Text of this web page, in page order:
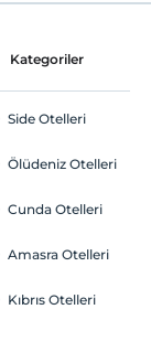
Kategoriler
Side Otelleri
Ölüdeniz Otelleri
Cunda Otelleri
Amasra Otelleri
Kıbrıs Otelleri